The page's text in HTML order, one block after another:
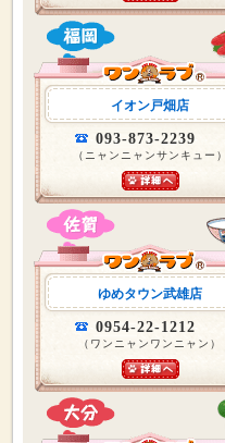
イオン戸畑店
093-873-2239
（ニャンニャンサンキュー）
ゆめタウン武雄店
0954-22-1212
（ワンニャンワンニャン）